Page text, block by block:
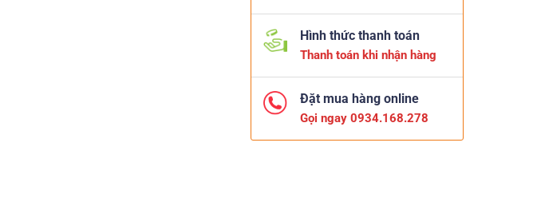
Hình thức thanh toán
Thanh toán khi nhận hàng
Đặt mua hàng online
Gọi ngay 0934.168.278